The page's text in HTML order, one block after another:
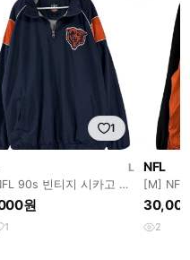
1
L
90s 빈티지 시카고 베
집업 아노락풀오버 져
원
1
NFL
[M] NFL
지 브이
2